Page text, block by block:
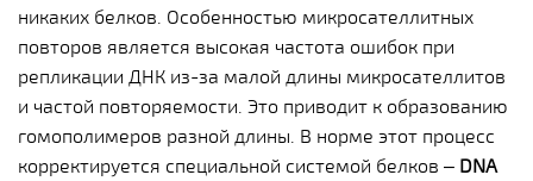
никаких белков. Особенностью микросателлитных
повторов является высокая частота ошибок при
репликации ДНК из-за малой длины микросателлитов
и частой повторяемости. Это приводит к образованию
гомополимеров разной длины. В норме этот процесс
корректируется специальной системой белков – DNA